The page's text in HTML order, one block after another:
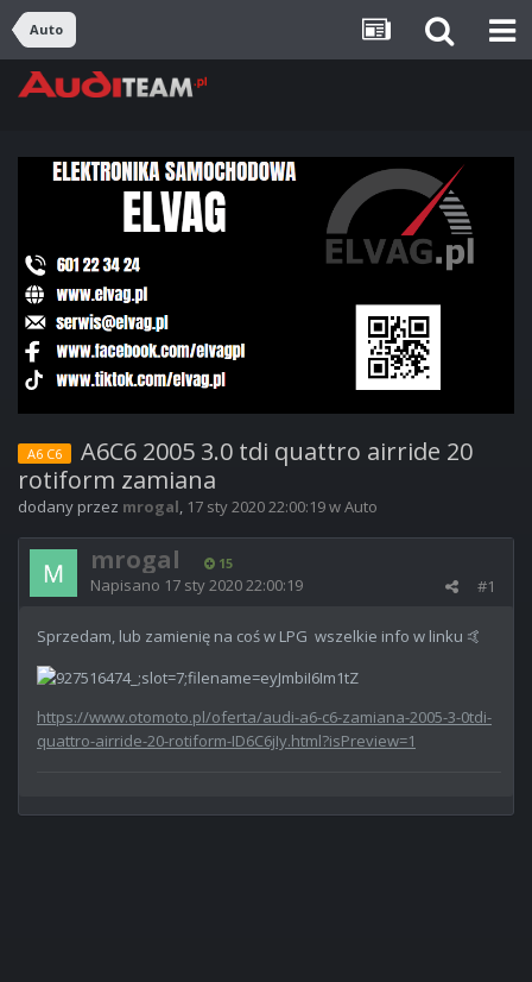
Auto
A6 C6
A6C6 2005 3.0 tdi quattro airride 20
rotiform zamiana
dodany przez mrogal, 17 sty 2020 22:00:19wAuto
mrogal 15
#1
Napisano 17 sty 2020 22:00:19
Sprzedam, lub zamienię na coś w LPG wszelkie info w linku 🤙
https://www.otomoto.pl/oferta/audi-a6-c6-zamiana-2005-3-0tdi-
quattro-airride-20-rotiform-ID6C6jIy.html?isPreview=1